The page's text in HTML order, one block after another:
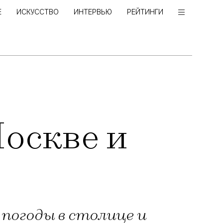
ИСКУССТВО ИНТЕРВЬЮ РЕЙТИНГИ
и
в столице и